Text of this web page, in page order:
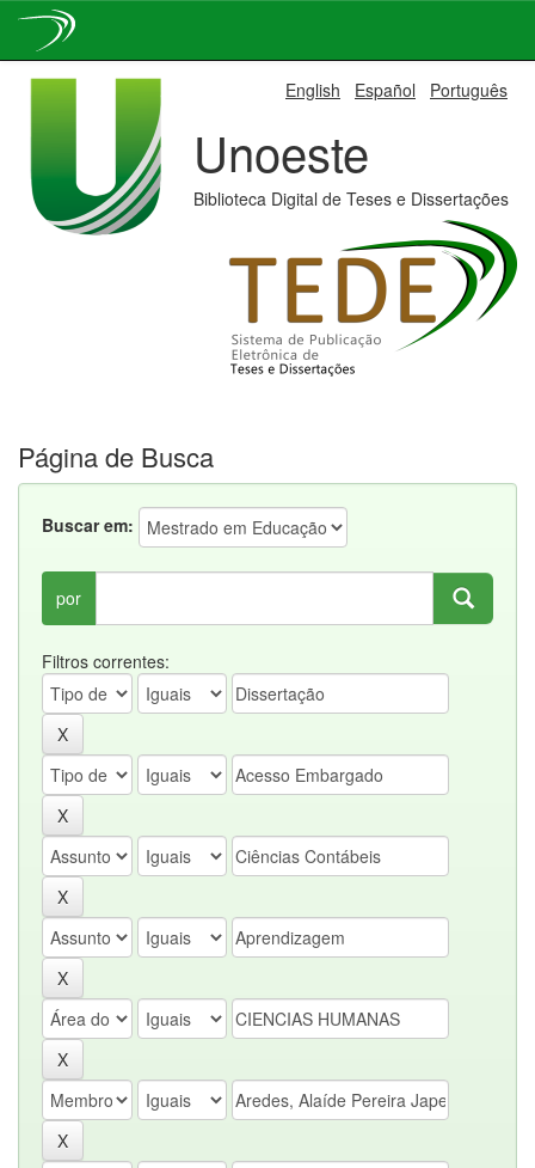
English Español Português
Unoeste
Biblioteca Digital de Teses e Dissertações
Página de Busca
Buscar em:
por
Filtros correntes: